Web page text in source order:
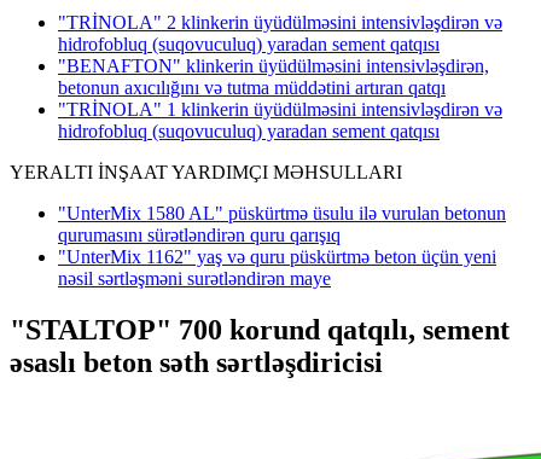
"TRİNOLA" 2 klinkerin üyüdülməsini intensivləşdirən və
hidrofobluq (suqovuculuq) yaradan sement qatqısı
"BENAFTON" klinkerin üyüdülməsini intensivləşdirən,
betonun axıcılığını və tutma müddətini artıran qatqı
"TRİNOLA" 1 klinkerin üyüdülməsini intensivləşdirən və
hidrofobluq (suqovuculuq) yaradan sement qatqısı
YERALTI İNŞAAT YARDIMÇI MƏHSULLARI
"UnterMix 1580 AL" püskürtmə üsulu ilə vurulan betonun
qurumasını sürətləndirən quru qarışıq
"UnterMix 1162" yaş və quru püskürtmə beton üçün yeni
nəsil sərtləşməni surətləndirən maye
"STALTOP" 700 korund qatqılı, sement
əsaslı beton səth sərtləşdiricisi